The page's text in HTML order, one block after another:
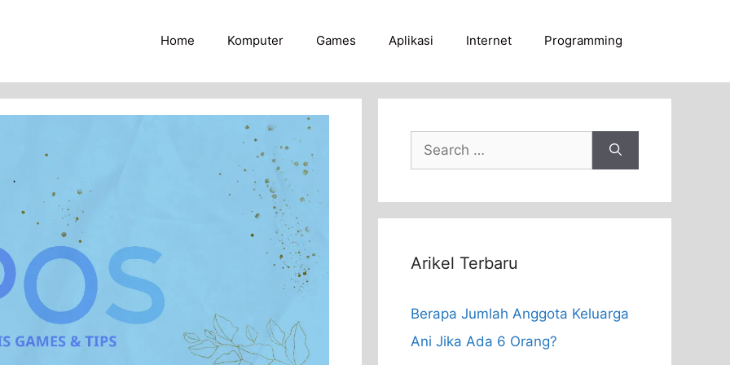
Home Komputer Games Aplikasi Internet Programming
Search
for:
Arikel Terbaru
Berapa Jumlah Anggota Keluarga
Ani Jika Ada 6 Orang?